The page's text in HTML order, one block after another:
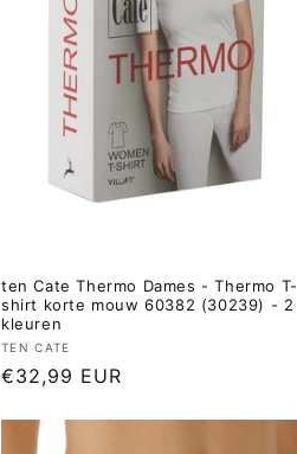
ten Cate Thermo Dames - Thermo T-
shirt korte mouw 60382 (30239) - 2
kleuren
Verkoper:
TEN CATE
Normale
€32,99 EUR